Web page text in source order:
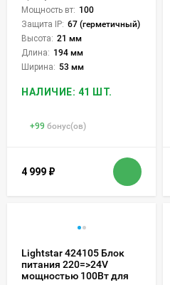
Мощность вт: 100
Защита IP: 67 (герметичный)
Высота: 21 мм
Длина: 194 мм
Ширина: 53 мм
НАЛИЧИЕ: 41 ШТ.
+99 бонус(ов)
4 999 ₽
Lightstar 424105 Блок
питания 220=>24V
мощностью 100Вт для